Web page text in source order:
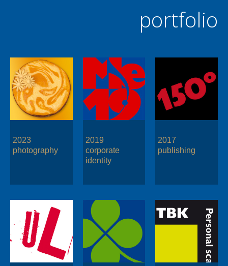
portfolio
2023
photography
2019
corporate
identity
2017
publishing